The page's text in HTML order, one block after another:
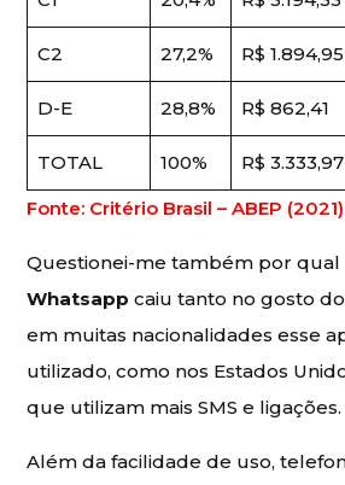
C2 27,2% R$ 1.894,95
D-E 28,8% R$ 862,41
TOTAL 100%
R$ 3.333,97
Fonte: Critério Brasil – ABEP (2021)
Questionei-me também por qual
Whatsapp caiu tanto no gosto
em muitas nacionalidades esse
utilizado, como nos Estados
que utilizam mais SMS e ligações.
Além da facilidade de uso,